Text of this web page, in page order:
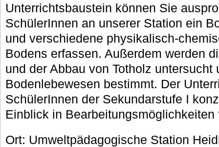
Unterrichtsbaustein können Sie
SchülerInnen an unserer Station ein
und verschiedene physikalisch-
Bodens erfassen. Außerdem werden
und der Abbau von Totholz untersucht
Bodenlebewesen bestimmt. Der
SchülerInnen der Sekundarstufe I
Einblick in
Ort: Umweltpädagogische Station